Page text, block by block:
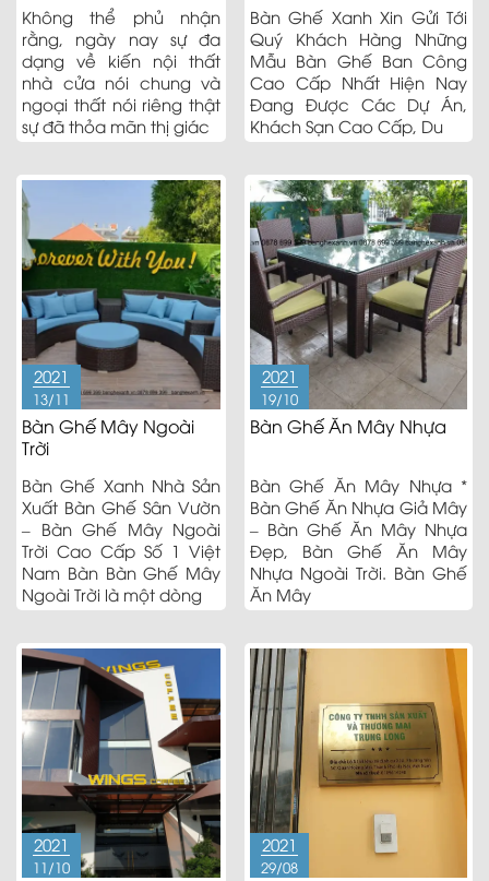
Không thể phủ nhận
rằng, ngày nay sự đa
dạng về kiến nội thất
nhà cửa nói chung và
ngoại thất nói riêng thật
sự đã thỏa mãn thị giác
Bàn Ghế Xanh Xin Gửi Tới
Quý Khách Hàng Những
Mẫu Bàn Ghế Ban Công
Cao Cấp Nhất Hiện Nay
Đang Được Các Dự Án,
Khách Sạn Cao Cấp, Du
2021
13/11
Bàn Ghế Mây Ngoài
Trời
Bàn Ghế Xanh Nhà Sản
Xuất Bàn Ghế Sân Vườn
– Bàn Ghế Mây Ngoài
Trời Cao Cấp Số 1 Việt
Nam Bàn Bàn Ghế Mây
Ngoài Trời là một dòng
2021
19/10
Bàn Ghế Ăn Mây Nhựa
Bàn Ghế Ăn Mây Nhựa *
Bàn Ghế Ăn Nhựa Giả Mây
– Bàn Ghế Ăn Mây Nhựa
Đẹp, Bàn Ghế Ăn Mây
Nhựa Ngoài Trời. Bàn Ghế
Ăn Mây
2021
11/10
2021
29/08